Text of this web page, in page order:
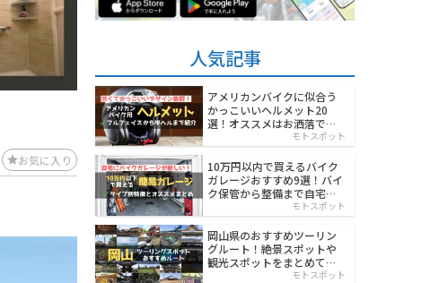
お気に入り
人気記事
アメリカンバイクに似合う
かっこいいヘルメット20
選！オススメはお洒落でワ
モトスポット
10万円以内で買えるバイク
ガレージおすすめ9選！バイ
ク保管から整備まで自宅で
モトスポット
岡山県のおすすめツーリン
グルート！絶景スポットや
観光スポットをまとめて紹
モトスポット